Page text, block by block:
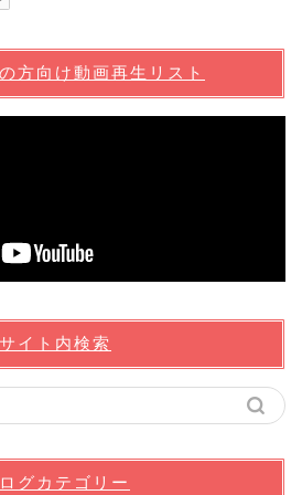
方向け動画再生リスト
サイト内検索
グカテゴリー